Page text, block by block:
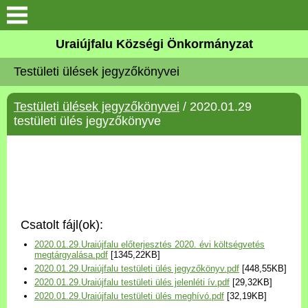
Köszöntő
Elérhetőségek
Uraiújfalu
Választási információk
Versenyképes Járások
Program
Uraiújfalu Községi Önkormányzat
Testületi ülések jegyzőkönyvei
Testületi ülések jegyzőkönyvei / 2020.01.29
testületi ülés jegyzőkönyve
Csatolt fájl(ok):
2020.01.29.Uraiújfalu előterjesztés 2020. évi költségvetés
megtárgyalása.pdf [1345,22KB]
2020.01.29.Uraiújfalu testületi ülés jegyzőkönyv.pdf [448,55KB]
2020.01.29.Uraiújfalu testületi ülés jelenléti ív.pdf [29,32KB]
2020.01.29.Uraiújfalu testületi ülés meghívó.pdf [32,19KB]